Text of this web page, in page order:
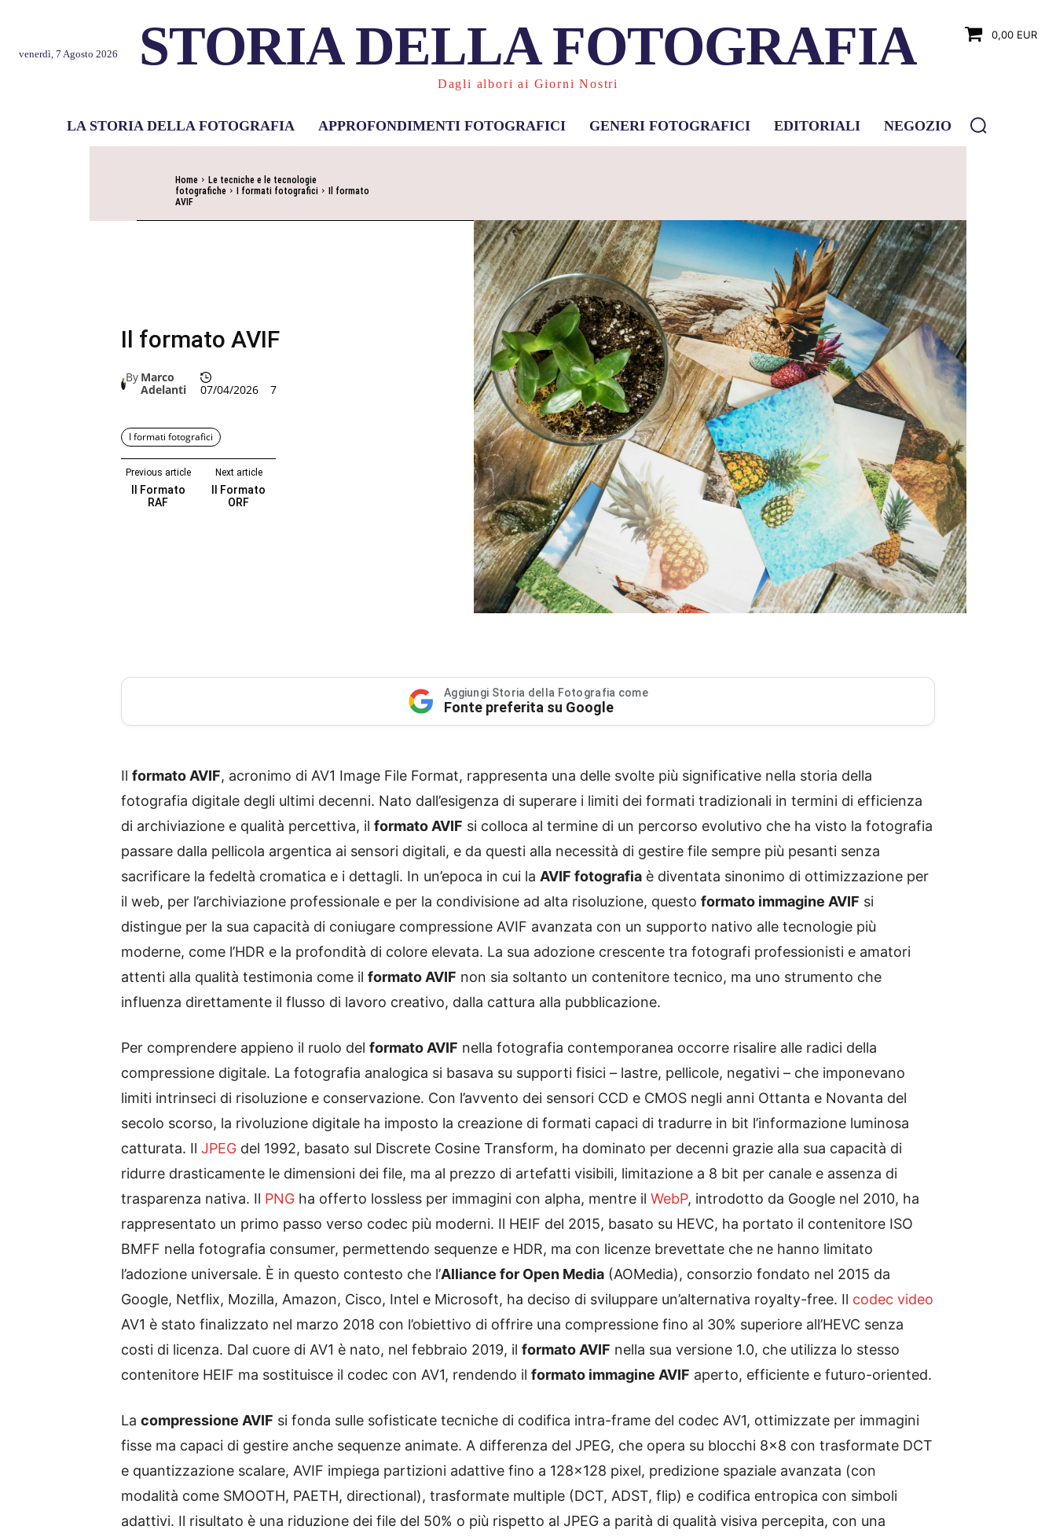
venerdì, 7 Agosto 2026 STORIA DELLA FOTOGRAFIA
Dagli albori ai Giorni Nostri
0,00 EUR
LA STORIA DELLA FOTOGRAFIA APPROFONDIMENTI FOTOGRAFICI GENERI FOTOGRAFICI EDITORIALI NEGOZIO
Home
Le tecniche e le tecnologie
fotografiche
I formati fotografici
Il formato
AVIF
Il formato AVIF
By Marco
Adelanti
07/04/2026 7
I formati fotografici
Previous article
Il Formato
RAF
Next article
Il Formato
ORF
Aggiungi Storia della Fotografia come
Fonte preferita su Google
Il formato AVIF, acronimo di AV1 Image File Format, rappresenta una delle svolte più significative nella storia della
fotografia digitale degli ultimi decenni. Nato dall’esigenza di superare i limiti dei formati tradizionali in termini di efficienza
di archiviazione e qualità percettiva, il formato AVIF si colloca al termine di un percorso evolutivo che ha visto la fotografia
passare dalla pellicola argentica ai sensori digitali, e da questi alla necessità di gestire file sempre più pesanti senza
sacrificare la fedeltà cromatica e i dettagli. In un’epoca in cui la AVIF fotografia è diventata sinonimo di ottimizzazione per
il web, per l’archiviazione professionale e per la condivisione ad alta risoluzione, questo formato immagine AVIF si
distingue per la sua capacità di coniugare compressione AVIF avanzata con un supporto nativo alle tecnologie più
moderne, come l’HDR e la profondità di colore elevata. La sua adozione crescente tra fotografi professionisti e amatori
attenti alla qualità testimonia come il formato AVIF non sia soltanto un contenitore tecnico, ma uno strumento che
influenza direttamente il flusso di lavoro creativo, dalla cattura alla pubblicazione.
Per comprendere appieno il ruolo del formato AVIF nella fotografia contemporanea occorre risalire alle radici della
compressione digitale. La fotografia analogica si basava su supporti fisici – lastre, pellicole, negativi – che imponevano
limiti intrinseci di risoluzione e conservazione. Con l’avvento dei sensori CCD e CMOS negli anni Ottanta e Novanta del
secolo scorso, la rivoluzione digitale ha imposto la creazione di formati capaci di tradurre in bit l’informazione luminosa
catturata. Il JPEG del 1992, basato sul Discrete Cosine Transform, ha dominato per decenni grazie alla sua capacità di
ridurre drasticamente le dimensioni dei file, ma al prezzo di artefatti visibili, limitazione a 8 bit per canale e assenza di
trasparenza nativa. Il PNG ha offerto lossless per immagini con alpha, mentre il WebP, introdotto da Google nel 2010, ha
rappresentato un primo passo verso codec più moderni. Il HEIF del 2015, basato su HEVC, ha portato il contenitore ISO
BMFF nella fotografia consumer, permettendo sequenze e HDR, ma con licenze brevettate che ne hanno limitato
l’adozione universale. È in questo contesto che l’Alliance for Open Media (AOMedia), consorzio fondato nel 2015 da
Google, Netflix, Mozilla, Amazon, Cisco, Intel e Microsoft, ha deciso di sviluppare un’alternativa royalty-free. Il codec video
AV1 è stato finalizzato nel marzo 2018 con l’obiettivo di offrire una compressione fino al 30% superiore all’HEVC senza
costi di licenza. Dal cuore di AV1 è nato, nel febbraio 2019, il formato AVIF nella sua versione 1.0, che utilizza lo stesso
contenitore HEIF ma sostituisce il codec con AV1, rendendo il formato immagine AVIF aperto, efficiente e futuro-oriented.
La compressione AVIF si fonda sulle sofisticate tecniche di codifica intra-frame del codec AV1, ottimizzate per immagini
fisse ma capaci di gestire anche sequenze animate. A differenza del JPEG, che opera su blocchi 8×8 con trasformate DCT
e quantizzazione scalare, AVIF impiega partizioni adattive fino a 128×128 pixel, predizione spaziale avanzata (con
modalità come SMOOTH, PAETH, directional), trasformate multiple (DCT, ADST, flip) e codifica entropica con simboli
adattivi. Il risultato è una riduzione dei file del 50% o più rispetto al JPEG a parità di qualità visiva percepita, con una